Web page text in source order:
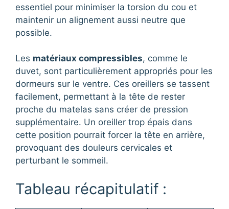
essentiel pour minimiser la torsion du cou et
maintenir un alignement aussi neutre que
possible.
Les matériaux compressibles, comme le
duvet, sont particulièrement appropriés pour les
dormeurs sur le ventre. Ces oreillers se tassent
facilement, permettant à la tête de rester
proche du matelas sans créer de pression
supplémentaire. Un oreiller trop épais dans
cette position pourrait forcer la tête en arrière,
provoquant des douleurs cervicales et
perturbant le sommeil.
Tableau récapitulatif :